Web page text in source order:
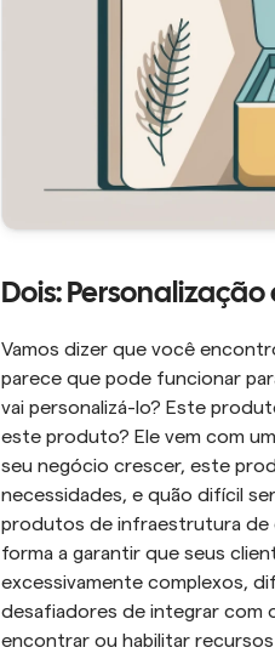
Dois:
Vamos dizer que você
parece que pode funcionar
vai personalizá-lo? Este
este produto? Ele vem com
seu negócio crescer, este
necessidades, e quão difícil
produtos de infraestrutura de
forma a garantir que seus
excessivamente complexos,
desafiadores de integrar com
encontrar ou habilitar